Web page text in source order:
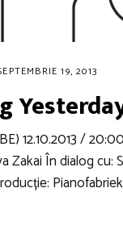
19, 2013
12.10.2013 /
Zakai În dialog cu: